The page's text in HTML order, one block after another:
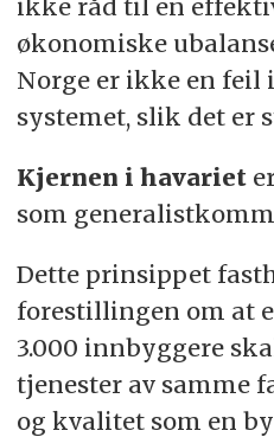
ikke råd til en
økonomiske
Norge er ikke en feil
systemet, slik det er
Kjernen i havariet
som
Dette prinsippet
forestillingen om at
3.000 innbyggere
tjenester av samme
og kvalitet som en